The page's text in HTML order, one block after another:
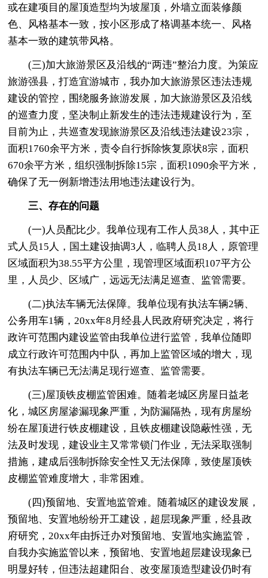
或在建项目的屋顶造型均为坡屋顶，外墙立面装修颜
色、风格基本一致，按小区形成了格调基本统一、风格
基本一致的建筑带风格。
(三)加大旅游景区及沿线的“两违”整治力度。为策应
旅游强县，打造宜游城市，我办加大旅游景区违法违规
建设的管控，围绕服务旅游发展，加大旅游景区及沿线
的巡查力度，坚决制止新发生的违法违规建设行为，至
目前为止，共巡查发现旅游景区及沿线违法建设23宗，
面积1760余平方米，责令自行拆除恢复原状8宗，面积
670余平方米，组织强制拆除15宗，面积1090余平方米，
确保了无一例新增违法用地违法建设行为。
三、存在的问题
(一)人员配比少。我单位现有工作人员38人，其中正
式人员15人，国土建设抽调3人，临聘人员18人，原管理
区域面积为38.55平方公里，现管理区域面积107平方公
里，人员少、区域广，远远无法满足巡查、监管需要。
(二)执法车辆无法保障。我单位现有执法车辆2辆、
公务用车1辆，20xx年8月经县人民政府研究决定，将行
政许可范围内建设监管由我单位进行监管，我单位随即
成立行政许可范围内中队，再加上监管区域的增大，现
有执法车辆已无法满足现行巡查、监管需要。
(三)屋顶铁皮棚监管困难。随着老城区房屋日益老
化，城区房屋渗漏现象严重，为防漏隔热，现有房屋纷
纷在屋顶进行铁皮棚建设，且铁皮棚建设隐蔽性强，无
法及时发现，建设业主又常常锁门作业，无法采取强制
措施，建成后强制拆除安全性又无法保障，致使屋顶铁
皮棚监管难度增大，非常困难。
(四)预留地、安置地监管难。随着城区的建设发展，
预留地、安置地纷纷开工建设，超层现象严重，经县政
府研究，20xx年由拆迁办对预留地、安置地实施监管，
自我办实施监管以来，预留地、安置地超层建设现象已
明显好转，但违法超建阳台、改变屋顶造型建设仍时有